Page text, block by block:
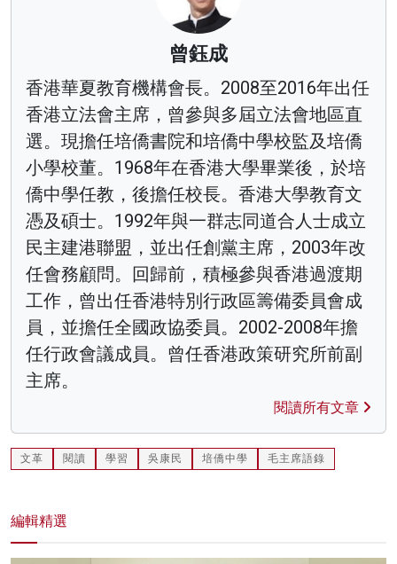
曾鈺成
香港華夏教育機構會長。2008至2016年出任
香港立法會主席，曾參與多屆立法會地區直
選。現擔任培僑書院和培僑中學校監及培僑
小學校董。1968年在香港大學畢業後，於培
僑中學任教，後擔任校長。香港大學教育文
憑及碩士。1992年與一群志同道合人士成立
民主建港聯盟，並出任創黨主席，2003年改
任會務顧問。回歸前，積極參與香港過渡期
工作，曾出任香港特別行政區籌備委員會成
員，並擔任全國政協委員。2002-2008年擔
任行政會議成員。曾任香港政策研究所前副
主席。
閱讀所有文章
文革 閱讀 學習 吳康民 培僑中學 毛主席語錄
編輯精選